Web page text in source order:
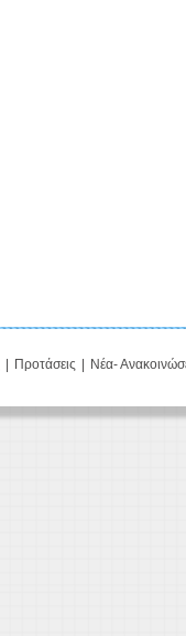
Προτάσεις Νέα-